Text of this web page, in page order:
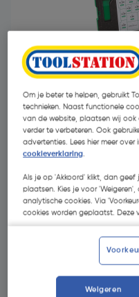
€ 299,00| Excl.
Selecteer winkel -
Om je beter te helpen, gebruikt
technieken. Naast functionele
van de website, plaatsen wij
verder te verbeteren. Ook
advertenties. Lees hier meer over
cookieverklaring.
Als je op 'Akkoord' klikt, dan
plaatsen. Kies je voor
analytische cookies. Via
cookies worden geplaatst. Deze
Weigeren